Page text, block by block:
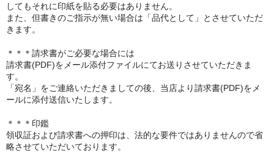
してもそれに印紙を貼る必要はありません。
また、但書きのご指示が無い場合は「品代として」とさせていただ
きます。
＊＊＊請求書がご必要な場合には
請求書(PDF)をメール添付ファイルにてお送りさせていただきま
す。
「宛名」をご連絡いただきましての後、当店より請求書(PDF)をメ
ールに添付送信いたします。
＊＊＊印鑑
領収証および請求書への押印は、法的な要件ではありませんので省
略させていただいております。